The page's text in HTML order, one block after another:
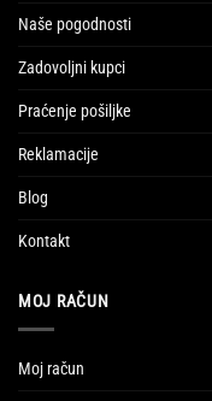
Naše pogodnosti
Zadovoljni kupci
Praćenje pošiljke
Reklamacije
Blog
Kontakt
MOJ RAČUN
Moj račun